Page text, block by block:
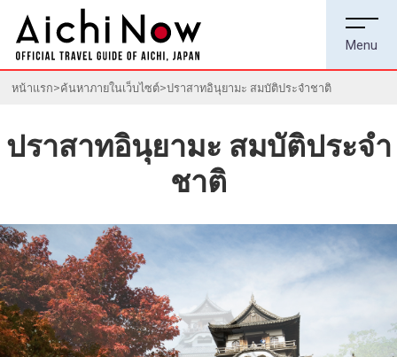
หน้าแรก ค้นหาภายในเว็บไซต์ ปราสาทอินุยามะ สมบัติประจำชาติ
ปราสาทอินุยามะ สมบัติประจำ
ชาติ